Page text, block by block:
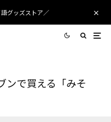
グッズストア／
ンで買える「みそ